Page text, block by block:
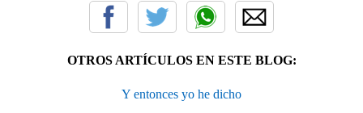
OTROS ARTÍCULOS EN ESTE BLOG:
Y entonces yo he dicho